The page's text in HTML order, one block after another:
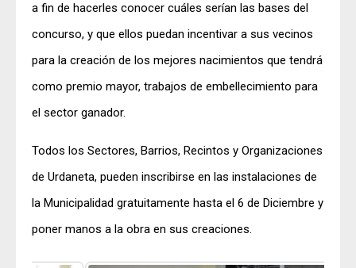
a fin de hacerles conocer cuáles serían las bases del
concurso, y que ellos puedan incentivar a sus vecinos
para la creación de los mejores nacimientos que tendrá
como premio mayor, trabajos de embellecimiento para
el sector ganador.
Todos los Sectores, Barrios, Recintos y Organizaciones
de Urdaneta, pueden inscribirse en las instalaciones de
la Municipalidad gratuitamente hasta el 6 de Diciembre y
poner manos a la obra en sus creaciones.